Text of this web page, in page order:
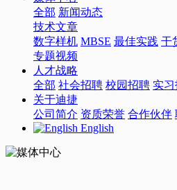
全部 新闻动态
技术文章
数字样机 MBSE 最佳实践 干
专题视频
人才战略
全部 社会招聘 校园招聘 实
关于迪捷
公司简介 资质荣誉 合作伙伴
English